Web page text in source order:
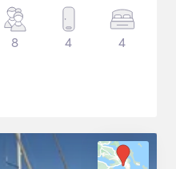
8 4 4